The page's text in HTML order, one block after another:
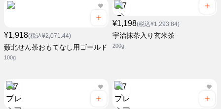
¥1,918(税込¥2,071.44)
藪北せん茶おもてなし用ゴールド
100g
¥1,198(税込¥1,293.84)
宇治抹茶入り玄米茶
200g